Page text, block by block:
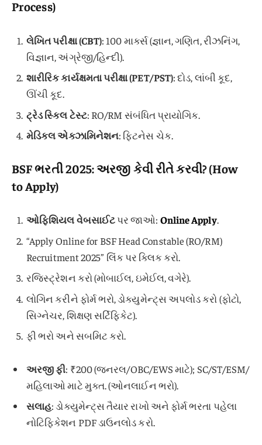
Process)
લેખિત પરીક્ષા (CBT): 100 માર્ક્સ (જ્ઞાન, ગણિત, રીઝનિંગ,
વિજ્ઞાન, અંગ્રેજી/હિન્દી).
શારીરિક કાર્યક્ષમતા પરીક્ષા (PET/PST): દોડ, લાંબી કૂદ,
ઊંચી કૂદ.
ટ્રેડ સ્કિલ ટેસ્ટ: RO/RM સંબંધિત પ્રાયોગિક.
મેડિકલ એક્ઝામિનેશન: ફિટનેસ ચેક.
BSF ભરતી 2025: અરજી કેવી રીતે કરવી? (How
to Apply)
ઓફિશિયલ વેબસાઈટપર જાઓ: Online Apply.
“Apply Online for BSF Head Constable (RO/RM)
Recruitment 2025” લિંક પર ક્લિક કરો.
રજિસ્ટ્રેશન કરો (મોબાઈલ, ઇમેઈલ, વગેરે).
લોગિન કરીને ફોર્મ ભરો, ડોક્યુમેન્ટ્સ અપલોડ કરો (ફોટો,
સિગ્નેચર, શિક્ષણ સર્ટિફિકેટ).
ફી ભરો અને સબમિટ કરો.
અરજી ફી: ₹200 (જનરલ/OBC/EWS માટે); SC/ST/ESM/
મહિલાઓ માટે મુક્ત. (ઓનલાઈન ભરો).
સલાહ: ડોક્યુમેન્ટ્સ તૈયાર રાખો અને ફોર્મ ભરતા પહેલા
નોટિફિકેશન PDF ડાઉનલોડ કરો.